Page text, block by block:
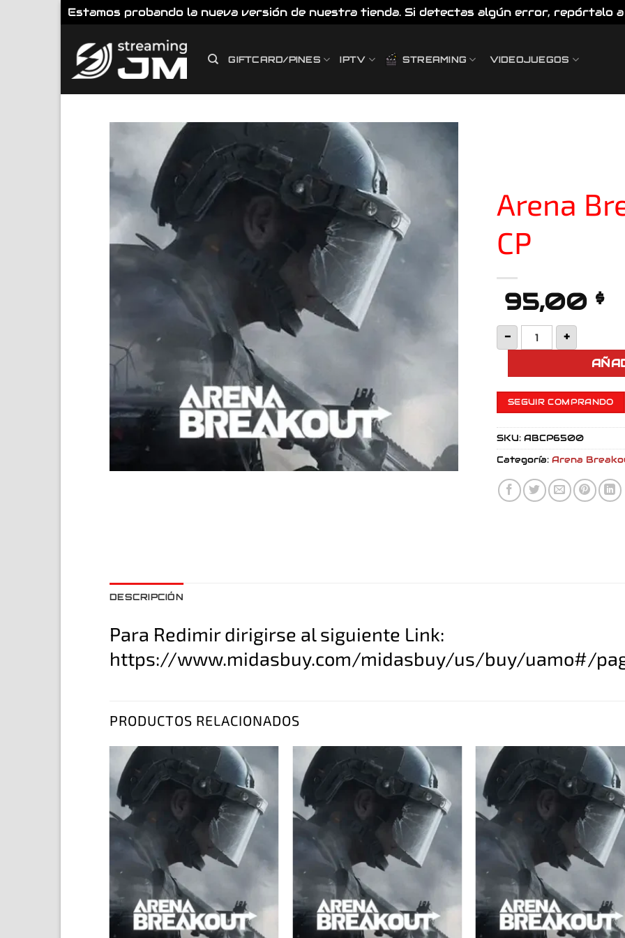
Estamos probando la nueva versión de nuestra tienda. Si detectas algún error, repórtalo a
contenido
GIFTCARD/PINES IPTV STREAMING VIDEOJUEGOS
deseos
Arena
CP
95,00 $
-
Arena Breakout
+
SEGUIR COMPRANDO
SKU: ABCP6500
Categoría: Arena
DESCRIPCIÓN
Para Redimir dirigirse al siguiente Link:
https://www.midasbuy.com/midasbuy/us/buy/uamo#/
PRODUCTOS RELACIONADOS
Añadir
a la
lista
de
deseos
Añadir
a la
lista
de
deseos
a
de